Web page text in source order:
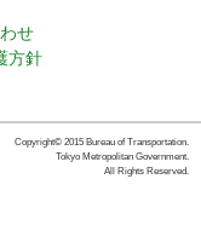
せ
方針
Copyright© 2015 Bureau of Transportation.
Tokyo Metropolitan Government.
All Rights Reserved.